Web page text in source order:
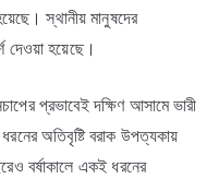
স্থানীয় মানুষদের
দেওয়া হয়েছে।
প্রভাবেই দক্ষিণ আসামে ভারী
অতিবৃষ্টি বরাক উপত্যকায়
বর্ষাকালে একই ধরনের